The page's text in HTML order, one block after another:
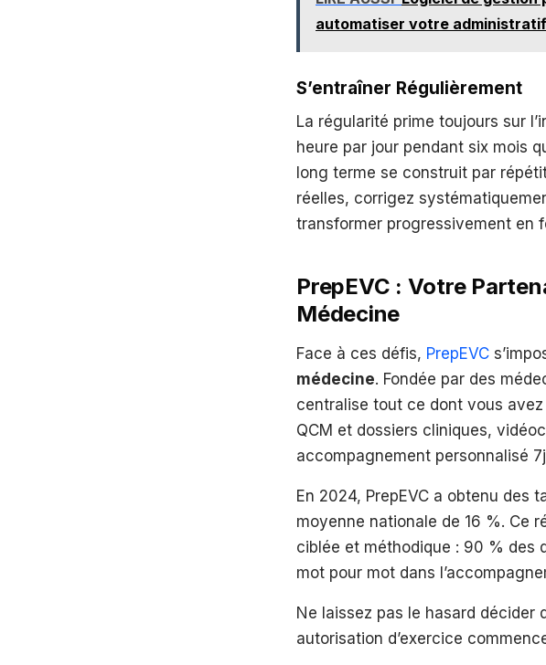
automatiser votre
S’entraîner Régulièrement
La régularité prime toujours sur
heure par jour pendant six mois
long terme se construit par
réelles, corrigez
transformer progressivement en
PrepEVC : Votre
Médecine
Face à ces défis, PrepEVC
médecine. Fondée par des
centralise tout ce dont vous
QCM et dossiers cliniques,
accompagnement personnalisé
En 2024, PrepEVC a obtenu des
moyenne nationale de 16 %. Ce
ciblée et méthodique : 90 % des
mot pour mot dans
Ne laissez pas le hasard décider
autorisation d’exercice